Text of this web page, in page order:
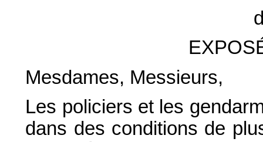
Mesdames, Messieurs,
Les policiers et les
dans des conditions de